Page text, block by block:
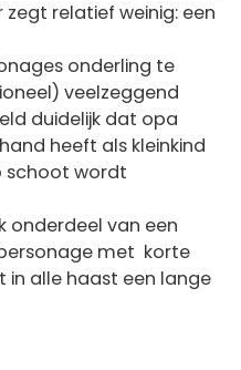
relatief weinig: een
onderling te
veelzeggend
duidelijk dat opa
heeft als kleinkind
schoot wordt
onderdeel van een
met korte
alle haast een lange